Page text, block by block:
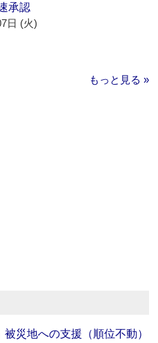
承認
日 (火)
もっと見る »
災地への支援（順位不動）